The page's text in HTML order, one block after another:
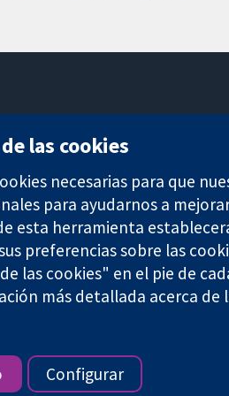
Londres
Reino Unido
and a company limited by
las cookies
necesarias para que
para ayudarnos a
esta herramienta
preferencias sobre las
las cookies" en el pie de
más detallada acerca
Configurar